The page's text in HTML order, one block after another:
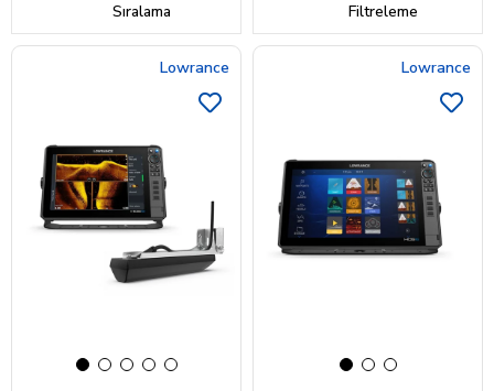
Filtreleme
Sıralama
Lowrance Lowrance